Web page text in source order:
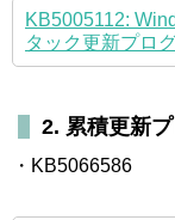
KB5005112:
タック更新プロ
2. 累積更新
・KB5066586